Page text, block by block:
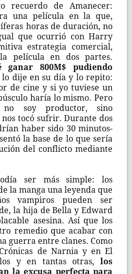
recuerdo de Amanecer:
una película en la que,
horas de duración, no
que ocurrió con Harry
estrategia comercial,
película en dos partes.
ganar 800M$ pudiendo
lo dije en su día y lo repito:
de cine y si yo tuviese un
haría lo mismo. Pero
no soy productor, sino
nos tocó sufrir. Durante dos
haber sido 30 minutos-
la base de lo que sería
del conflicto mediante
ser más simple: los
la manga una leyenda que
vampiros pueden ser
la hija de Bella y Edward
asesina. Así que los
remedio que acabar con
guerra entre clanes. Como
de Narnia y en El
y en tantas otras,los
la excusa perfecta para